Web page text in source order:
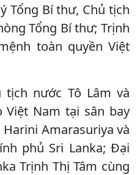
Tổng Bí thư, Chủ tịch
Tổng Bí thư; Trịnh
toàn quyền Việt
nước Tô Lâm và
Nam tại sân bay
Amarasuriya và
phủ Sri Lanka; Đại
Trịnh Thị Tâm cùng